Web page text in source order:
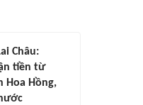
Châu:
tiền từ
Hoa Hồng,